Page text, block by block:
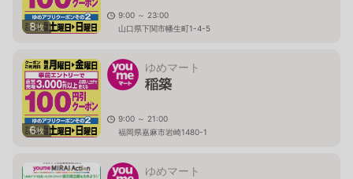
8枚
9:00 ～ 23:00
山口県下関市幡生町1-4-5
6枚
ゆめマート
稲築
9:00 ～ 21:00
福岡県嘉麻市岩崎1480-1
ゆめマート